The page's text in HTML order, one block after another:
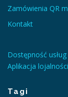
Zamówienia QR
Kontakt
Dostępność usług
Aplikacja
Tagi